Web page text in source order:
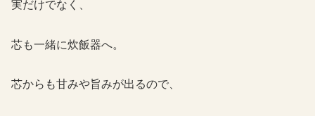
実だけでなく、
芯も一緒に炊飯器へ。
芯からも甘みや旨みが出るので、